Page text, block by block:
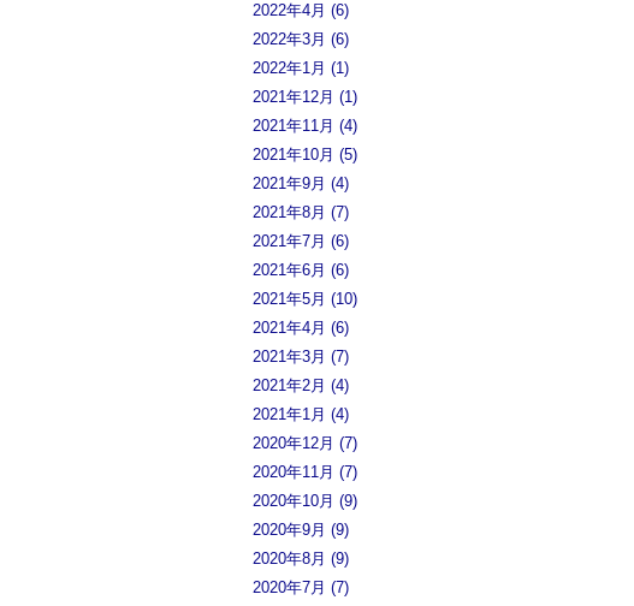
2022年4月 (6)
2022年3月 (6)
2022年1月 (1)
2021年12月 (1)
2021年11月 (4)
2021年10月 (5)
2021年9月 (4)
2021年8月 (7)
2021年7月 (6)
2021年6月 (6)
2021年5月 (10)
2021年4月 (6)
2021年3月 (7)
2021年2月 (4)
2021年1月 (4)
2020年12月 (7)
2020年11月 (7)
2020年10月 (9)
2020年9月 (9)
2020年8月 (9)
2020年7月 (7)